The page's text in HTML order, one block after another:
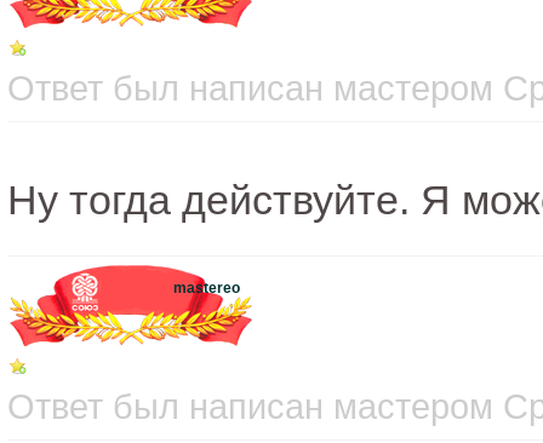
Ответ был написан мастером
Ну тогда действуйте. Я
mastereo
Ответ был написан мастером